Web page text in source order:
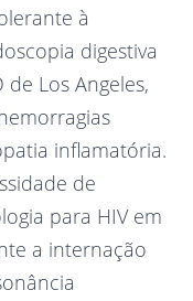
à
digestiva
Los Angeles,
inflamatória.
de
para HIV em
a internação